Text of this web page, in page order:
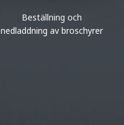
Beställning och
nedladdning av broschyrer